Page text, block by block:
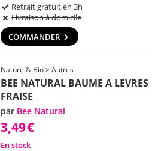
Retrait gratuit en 3h
Livraison à domicile
COMMANDER
Nature & Bio > Autres
BEE NATURAL BAUME A LEVRES
FRAISE
par Bee Natural
3,49€
En stock